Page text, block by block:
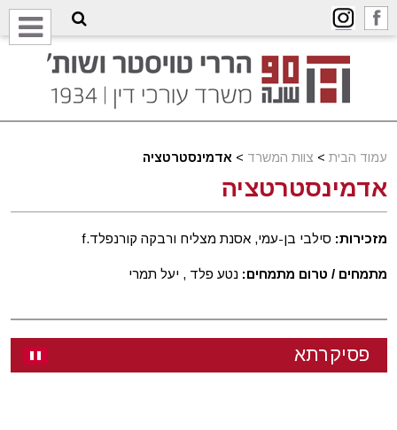
עמוד הבית > צוות המשרד > אדמינסטרטציה
אדמינסטרטציה
מזכירות: סילבי בן-עמי, אסנת מצליח ורבקה קורנפלד.f
מתמחים / טרום מתמחים: נטע פלד , יעל תמרי
פסיקרתא